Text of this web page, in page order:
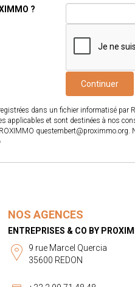
?
Continuer
dans un fichier informatisé par
applicables et sont destinées à nos
NOS AGENCES
ENTREPRISES & CO BY
9 rue Marcel Quercia
35600 REDON